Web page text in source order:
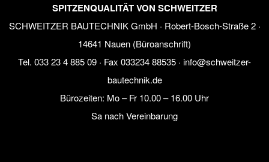
SPITZENQUALITÄT VON SCHWEITZER
SCHWEITZER BAUTECHNIK GmbH · Robert-Bosch-Straße 2 ·
14641 Nauen (Büroanschrift)
Tel. 033 23 4 885 09 · Fax 033234 88535 · info@schweitzer-
bautechnik.de
Bürozeiten: Mo – Fr 10.00 – 16.00 Uhr
Sa nach Vereinbarung